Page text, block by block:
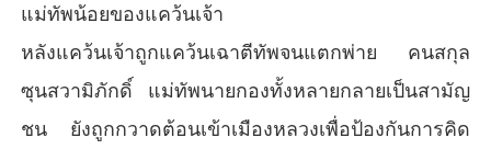
แม่ทัพน้อยของแคว้นเจ้า
หลังแคว้นเจ้าถูกแคว้นเฉาตีทัพจนแตกพ่าย คนสกุล
ซุนสวามิภักดิ์ แม่ทัพนายกองทั้งหลายกลายเป็นสามัญ
ชน ยังถูกกวาดต้อนเข้าเมืองหลวงเพื่อป้องกันการคิด